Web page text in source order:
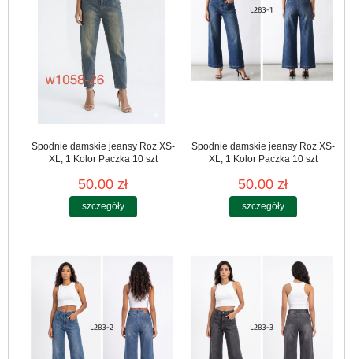
Spodnie damskie jeansy Roz XS-
XL, 1 Kolor Paczka 10 szt
50.00 zł
szczegóły
Spodnie damskie jeansy Roz XS-
XL, 1 Kolor Paczka 10 szt
50.00 zł
szczegóły